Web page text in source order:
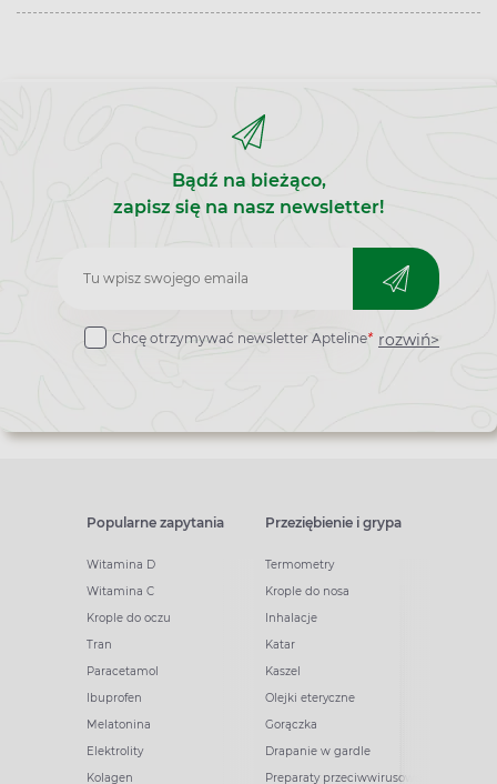
Bądź na bieżąco,
zapisz się na nasz newsletter!
Zapisz
do
Chcę otrzymywać newsletter Apteline* rozwiń>
Popularne zapytania
Witamina D
Witamina C
Krople do oczu
Tran
Paracetamol
Ibuprofen
Melatonina
Elektrolity
Kolagen
Przeziębienie i grypa
Termometry
Krople do nosa
Inhalacje
Katar
Kaszel
Olejki eteryczne
Gorączka
Drapanie w gardle
Preparaty przeciwwirusowe